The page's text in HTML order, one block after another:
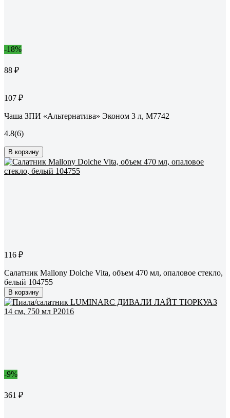
-18%
88 ₽
107 ₽
Чаша ЗПИ «Альтернатива» Эконом 3 л, М7742
4.8(6)
В корзину
116 ₽
Салатник Mallony Dolche Vita, объем 470 мл, опаловое стекло,
белый 104755
В корзину
-9%
361 ₽